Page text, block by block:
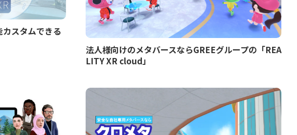
スタムできる
法人様向けのメタバースならGREEグループの「REA
LITY XR cloud」